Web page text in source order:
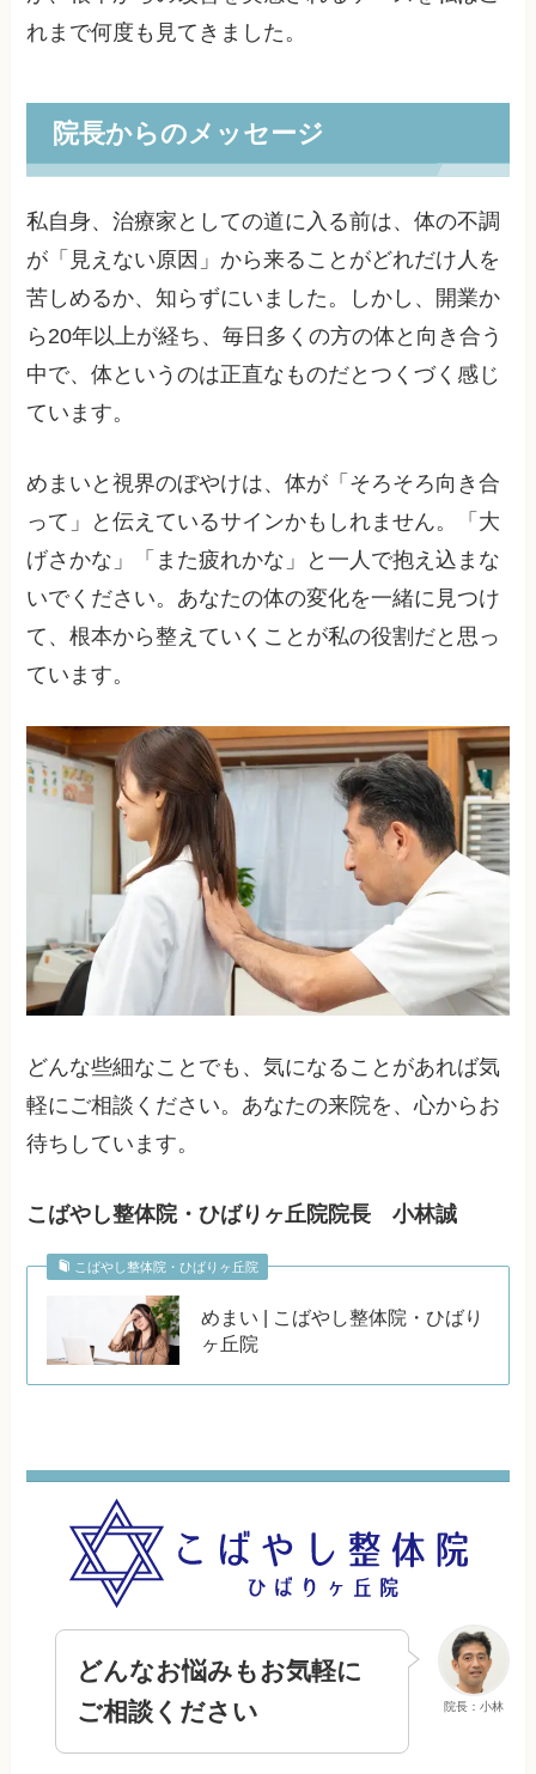
れまで何度も見てきました。
院長からのメッセージ
私自身、治療家としての道に入る前は、体の不調
が「見えない原因」から来ることがどれだけ人を
苦しめるか、知らずにいました。しかし、開業か
ら20年以上が経ち、毎日多くの方の体と向き合う
中で、体というのは正直なものだとつくづく感じ
ています。
めまいと視界のぼやけは、体が「そろそろ向き合
って」と伝えているサインかもしれません。「大
げさかな」「また疲れかな」と一人で抱え込まな
いでください。あなたの体の変化を一緒に見つけ
て、根本から整えていくことが私の役割だと思っ
ています。
どんな些細なことでも、気になることがあれば気
軽にご相談ください。あなたの来院を、心からお
待ちしています。
こばやし整体院・ひばりヶ丘院院長 小林誠
こばやし整体院・ひばりヶ丘院
めまい | こばやし整体院・ひばり
ヶ丘院
院長：小林
どんなお悩みもお気軽に
ご相談ください